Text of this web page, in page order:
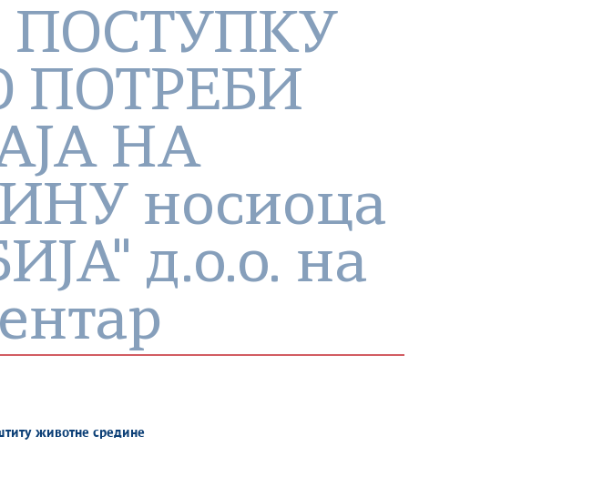
ПОТРЕБИ
НА
носиоца
д.о.о. на
животне средине